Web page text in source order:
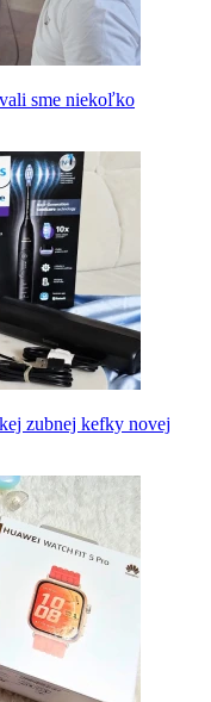
sme niekoľko
zubnej kefky novej